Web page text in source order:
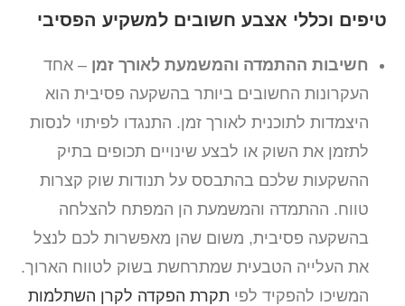
טיפים וכללי אצבע חשובים למשקיע הפסיבי
חשיבות ההתמדה והמשמעת לאורך זמן – אחד
העקרונות החשובים ביותר בהשקעה פסיבית הוא
היצמדות לתוכנית לאורך זמן. התנגדו לפיתוי לנסות
לתזמן את השוק או לבצע שינויים תכופים בתיק
ההשקעות שלכם בהתבסס על תנודות שוק קצרות
טווח. ההתמדה והמשמעת הן המפתח להצלחה
בהשקעה פסיבית, משום שהן מאפשרות לכם לנצל
את העלייה הטבעית שמתרחשת בשוק לטווח הארוך.
המשיכו להפקיד לפי תקרת הפקדה לקרן השתלמות